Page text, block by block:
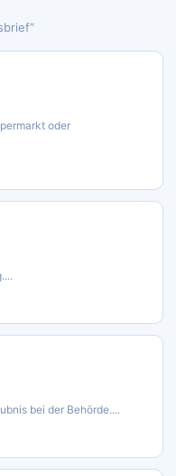
oder
bei der Behörde....